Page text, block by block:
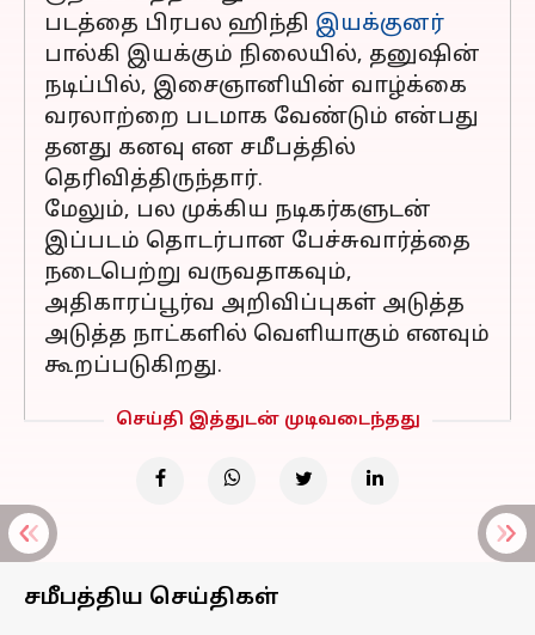
படத்தை பிரபல ஹிந்தி இயக்குனர்
பால்கி இயக்கும் நிலையில், தனுஷின்
நடிப்பில், இசைஞானியின் வாழ்க்கை
வரலாற்றை படமாக வேண்டும் என்பது
தனது கனவு என சமீபத்தில்
தெரிவித்திருந்தார்.
மேலும், பல முக்கிய நடிகர்களுடன்
இப்படம் தொடர்பான பேச்சுவார்த்தை
நடைபெற்று வருவதாகவும்,
அதிகாரப்பூர்வ அறிவிப்புகள் அடுத்த
அடுத்த நாட்களில் வெளியாகும் எனவும்
கூறப்படுகிறது.
செய்தி இத்துடன் முடிவடைந்தது
சமீபத்திய செய்திகள்